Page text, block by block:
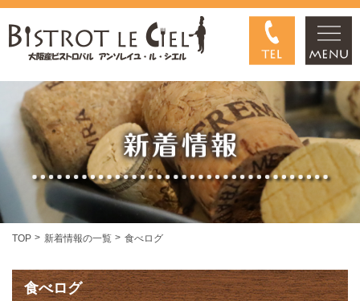
TOP 新着情報の一覧 食べログ
食べログ